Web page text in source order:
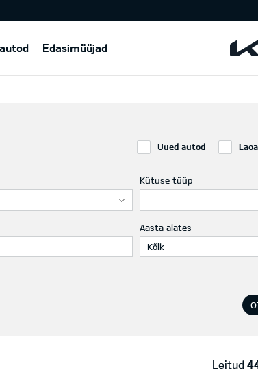
Edasimüüjad
Uued autod
Kütuse tüüp
Aasta alates
Kõik
Leitud